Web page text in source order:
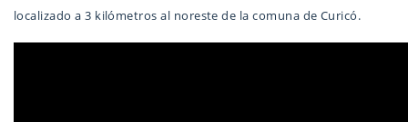
localizado a 3 kilómetros al noreste de la comuna de Curicó.